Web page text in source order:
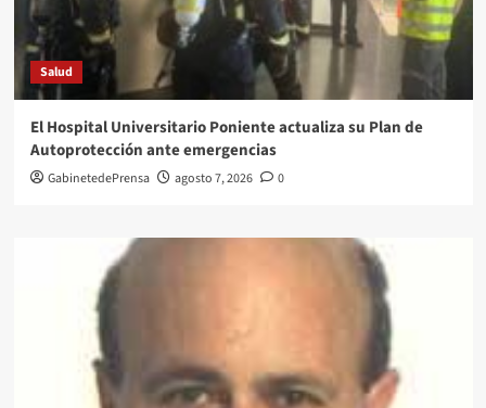
Salud
El Hospital Universitario Poniente actualiza su Plan de
Autoprotección ante emergencias
GabinetedePrensa agosto 7, 2026 0